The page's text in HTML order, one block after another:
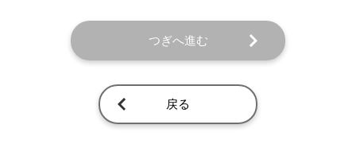
つぎへ進む
戻る